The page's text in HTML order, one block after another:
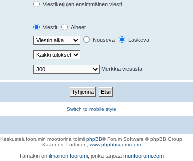
Viestiketjujen ensimmäinen viesti
Viestit
Aiheet
Nouseva Laskeva
Merkkiä viestistä
Switch to mobile style
Keskustelufoorumin moottorina toimii phpBB® Forum Software © phpBB Group
Käännös, Lurttinen, www.phpbbsuomi.com
Tämäkin on ilmainen foorumi , jonka tarjoaa munfoorumi.com